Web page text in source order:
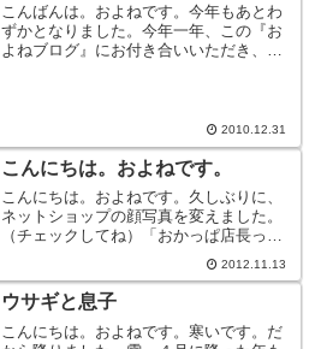
こんばんは。およねです。今年もあとわ
ずかとなりました。今年一年、この『お
よねブログ』にお付き合いいただき、あ
2010.12.31
こんにちは。およねです。
こんにちは。およねです。久しぶりに、
ネットショップの顔写真を変えました。
（チェックしてね）「おかっぱ店長って
書いてあるのに、てぬぐい巻いてるしわ
からん。」という意見が多数寄せられて
いたので（←うそ）思い切って、最新の
写真をアップしました。こ...
2012.11.13
ウサギと息子
こんにちは。およねです。寒いです。だ